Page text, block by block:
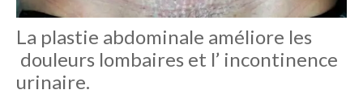
La plastie abdominale améliore les
douleurs lombaires et l’ incontinence
urinaire.